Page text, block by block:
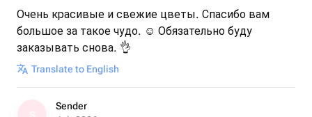
Очень красивые и свежие цветы. Спасибо вам
большое за такое чудо. ☺️ Обязательно буду
заказывать снова. 👌
Translate to English
Sender